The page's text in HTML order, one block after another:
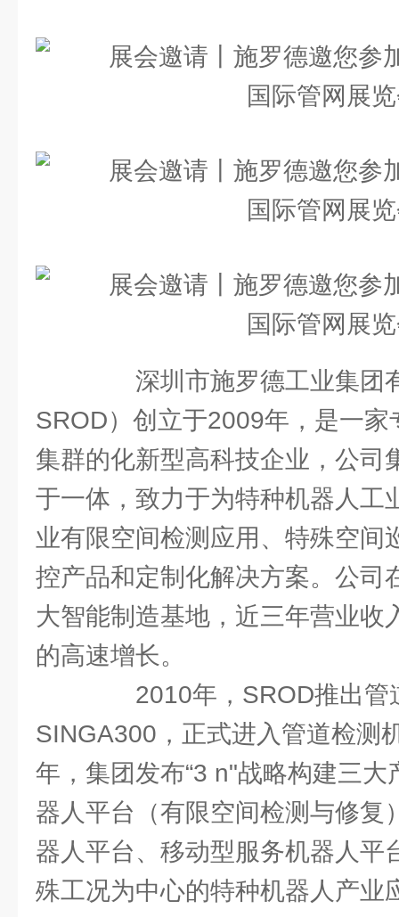
深圳市施罗德工业集团
SROD）创立于2009年，是一
集群的化新型高科技企业，公司
于一体，致力于为特种机器人工
业有限空间检测应用、特殊空间
控产品和定制化解决方案。公司
大智能制造基地，近三年营业收
的高速增长。
2010年，SROD推出管
SINGA300，正式进入管道检测
年，集团发布“3 n"战略构建三
器人平台（有限空间检测与修复
器人平台、移动型服务机器人平
殊工况为中心的特种机器人产业